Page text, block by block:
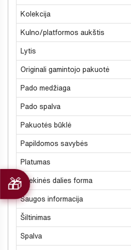
Kolekcija
Kulno/platformos aukštis
Lytis
Originali gamintojo pakuotė
Pado medžiaga
Pado spalva
Pakuotės būklė
Papildomos savybės
Platumas
Priekinės dalies forma
Saugos informacija
Šiltinimas
Spalva